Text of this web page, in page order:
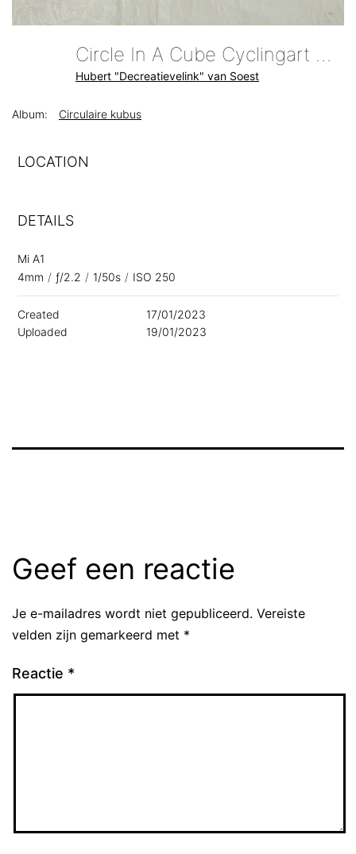
Circle In A Cube Cyclingart Cobblestone Hubert Decreatievelink Van Soest
Hubert "Decreatievelink" van Soest
Album: Circulaire kubus
LOCATION
DETAILS
Mi A1
4mm / ƒ/2.2 / 1/50s / ISO 250
Created
17/01/2023
Uploaded
19/01/2023
Geef een reactie
Je e-mailadres wordt niet gepubliceerd. Vereiste
velden zijn gemarkeerd met *
Reactie *